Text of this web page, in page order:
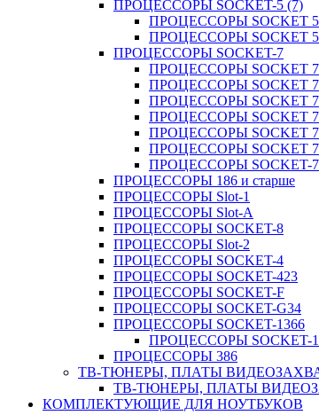
ПРОЦЕССОРЫ SOCKET-5 (7)
ПРОЦЕССОРЫ SOCKET 5
ПРОЦЕССОРЫ SOCKET 5
ПРОЦЕССОРЫ SOCKET-7
ПРОЦЕССОРЫ SOCKET 7
ПРОЦЕССОРЫ SOCKET 7
ПРОЦЕССОРЫ SOCKET 7
ПРОЦЕССОРЫ SOCKET
ПРОЦЕССОРЫ SOCKET
ПРОЦЕССОРЫ SOCKET 7
ПРОЦЕССОРЫ SOCKET-7
ПРОЦЕССОРЫ 186 и старше
ПРОЦЕССОРЫ Slot-1
ПРОЦЕССОРЫ Slot-A
ПРОЦЕССОРЫ SOCKET-8
ПРОЦЕССОРЫ Slot-2
ПРОЦЕССОРЫ SOCKET-4
ПРОЦЕССОРЫ SOCKET-423
ПРОЦЕССОРЫ SOCKET-F
ПРОЦЕССОРЫ SOCKET-G34
ПРОЦЕССОРЫ SOCKET-1366
ПРОЦЕССОРЫ SOCKET-
ПРОЦЕССОРЫ 386
ТВ-ТЮНЕРЫ, ПЛАТЫ
ТВ-ТЮНЕРЫ, ПЛАТЫ
КОМПЛЕКТУЮЩИЕ ДЛЯ НОУТБУКОВ